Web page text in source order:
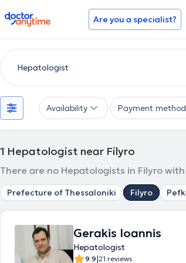
doctoranytime Are you a specialist?
Availability Payment
1 Hepatologist near Filyro
There are no Hepatologists in Filyro
Prefecture of Thessaloniki Filyro
Gerakis Ioannis
Hepatologist
9.9|21 reviews